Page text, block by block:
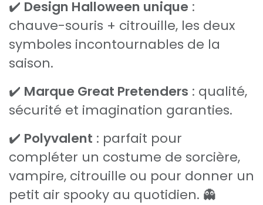
✔️ Design Halloween unique :
chauve-souris + citrouille, les deux
symboles incontournables de la
saison.
✔️ Marque Great Pretenders : qualité,
sécurité et imagination garanties.
✔️ Polyvalent : parfait pour
compléter un costume de sorcière,
vampire, citrouille ou pour donner un
petit air spooky au quotidien. 👻